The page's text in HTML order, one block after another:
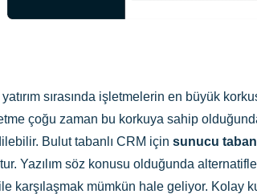
yatırım sırasında işletmelerin en büyük
çoğu zaman bu korkuya sahip
Bulut tabanlı CRM için sunucu
Yazılım söz konusu olduğunda
karşılaşmak mümkün hale geliyor. Kolay